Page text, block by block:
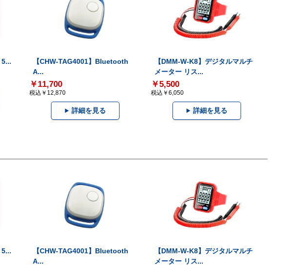
【CHW-TAG4001】Bluetooth
A...
￥11,700
税込￥12,870
詳細を見る
【DMM-W-K8】デジタルマルチ
メーター リス...
￥5,500
税込￥6,050
詳細を見る
【CHW-TAG4001】Bluetooth
A...
【DMM-W-K8】デジタルマルチ
メーター リス...